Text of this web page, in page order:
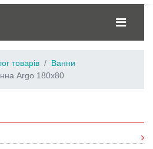
товарів
Ванни
Argo 180x80